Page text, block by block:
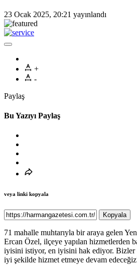
23 Ocak 2025, 20:21 yayınlandı
+
-
Paylaş
Bu Yazıyı Paylaş
veya linki kopyala
Kopyala
71 mahalle muhtarıyla bir araya gelen
Ercan Özel, ilçeye yapılan hizmetlerden
iyisini istiyor, en iyisini hak ediyor. Bizler
iyi şekilde hizmet etmeye devam